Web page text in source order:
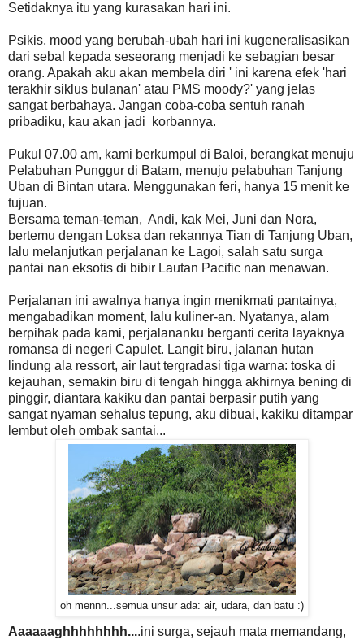
Setidaknya itu yang kurasakan hari ini.
Psikis, mood yang berubah-ubah hari ini kugeneralisasikan
dari sebal kepada seseorang menjadi ke sebagian besar
orang. Apakah aku akan membela diri ' ini karena efek 'hari
terakhir siklus bulanan' atau PMS moody?' yang jelas
sangat berbahaya. Jangan coba-coba sentuh ranah
pribadiku, kau akan jadi korbannya.
Pukul 07.00 am, kami berkumpul di Baloi, berangkat menuju
Pelabuhan Punggur di Batam, menuju pelabuhan Tanjung
Uban di Bintan utara. Menggunakan feri, hanya 15 menit ke
tujuan.
Bersama teman-teman, Andi, kak Mei, Juni dan Nora,
bertemu dengan Loksa dan rekannya Tian di Tanjung Uban,
lalu melanjutkan perjalanan ke Lagoi, salah satu surga
pantai nan eksotis di bibir Lautan Pacific nan menawan.
Perjalanan ini awalnya hanya ingin menikmati pantainya,
mengabadikan moment, lalu kuliner-an. Nyatanya, alam
berpihak pada kami, perjalananku berganti cerita layaknya
romansa di negeri Capulet. Langit biru, jalanan hutan
lindung ala ressort, air laut tergradasi tiga warna: toska di
kejauhan, semakin biru di tengah hingga akhirnya bening di
pinggir, diantara kakiku dan pantai berpasir putih yang
sangat nyaman sehalus tepung, aku dibuai, kakiku ditampar
lembut oleh ombak santai...
oh mennn...semua unsur ada: air, udara, dan batu :)
Aaaaaaghhhhhhhh....ini surga, sejauh mata memandang,